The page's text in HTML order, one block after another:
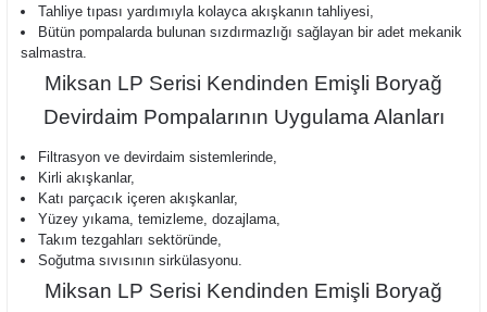
Tahliye tıpası yardımıyla kolayca akışkanın tahliyesi,
Bütün pompalarda bulunan sızdırmazlığı sağlayan bir adet mekanik
salmastra.
Miksan LP Serisi Kendinden Emişli Boryağ
Devirdaim Pompalarının Uygulama Alanları
Filtrasyon ve devirdaim sistemlerinde,
Kirli akışkanlar,
Katı parçacık içeren akışkanlar,
Yüzey yıkama, temizleme, dozajlama,
Takım tezgahları sektöründe,
Soğutma sıvısının sirkülasyonu.
Miksan LP Serisi Kendinden Emişli Boryağ